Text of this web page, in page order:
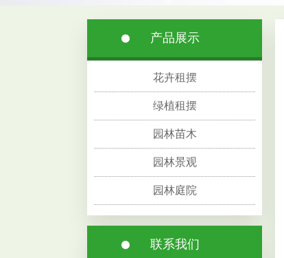
产品展示
花卉租摆
绿植租摆
园林苗木
园林景观
园林庭院
联系我们